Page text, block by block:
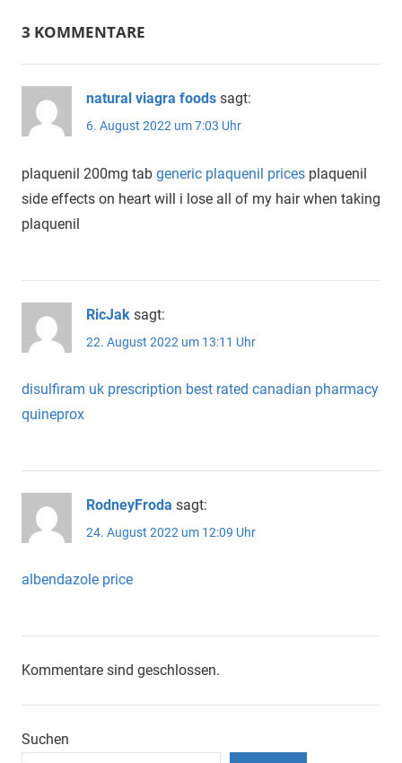
3 KOMMENTARE
natural viagra foods sagt:
6. August 2022 um 7:03 Uhr
plaquenil 200mg tab generic plaquenil prices plaquenil
side effects on heart will i lose all of my hair when taking
plaquenil
RicJak sagt:
22. August 2022 um 13:11 Uhr
disulfiram uk prescription best rated canadian pharmacy
quineprox
RodneyFroda sagt:
24. August 2022 um 12:09 Uhr
albendazole price
Kommentare sind geschlossen.
Suchen